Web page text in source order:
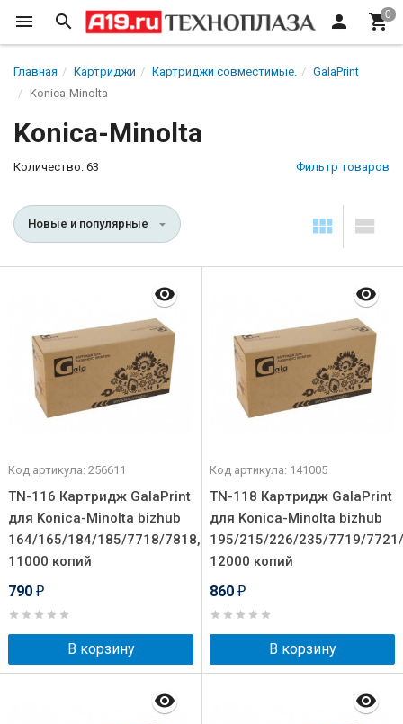
Главная Картриджи Картриджи совместимые.
GalaPrint
Konica-Minolta
Konica-Minolta
Количество: 63 Фильтр товаров
Новые и популярные
Код артикула: 256611
TN-116 Картридж GalaPrint
для Konica-Minolta bizhub
164/165/184/185/7718/7818,
11000 копий
790 ₽
В корзину
Код артикула: 141005
TN-118 Картридж GalaPrint
для Konica-Minolta bizhub
195/215/226/235/7719/
12000 копий
860 ₽
В корзину